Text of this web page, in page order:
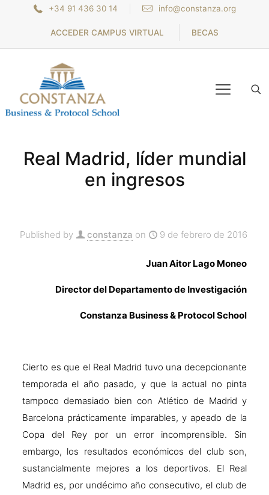
+34 91 436 30 14 info@constanza.org
ACCEDER CAMPUS VIRTUAL BECAS
Real Madrid, líder mundial
en ingresos
Published by constanza on 9 de febrero de 2016
Juan Aitor Lago Moneo
Director del Departamento de Investigación
Constanza Business & Protocol School
Cierto es que el Real Madrid tuvo una decepcionante
temporada el año pasado, y que la actual no pinta
tampoco demasiado bien con Atlético de Madrid y
Barcelona prácticamente imparables, y apeado de la
Copa del Rey por un error incomprensible. Sin
embargo, los resultados económicos del club son,
sustancialmente mejores a los deportivos. El Real
Madrid es, por undécimo año consecutivo, el club de